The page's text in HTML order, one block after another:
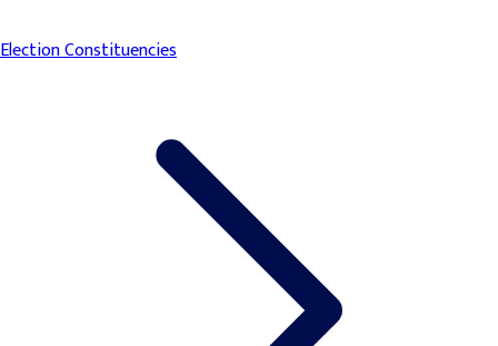
Election Constituencies